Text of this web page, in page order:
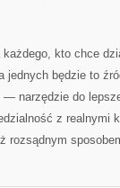
kto chce
jednych będzie to
narzędzie do
z
rozsądnym